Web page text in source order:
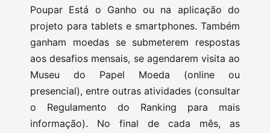
Poupar Está o Ganho ou na aplicação do
projeto para tablets e smartphones. Também
ganham moedas se submeterem respostas
aos desafios mensais, se agendarem visita ao
Museu do Papel Moeda (online ou
presencial), entre outras atividades (consultar
o Regulamento do Ranking para mais
informação). No final de cada mês, as